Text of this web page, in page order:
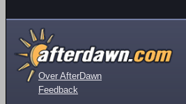
Over AfterDawn
Feedback